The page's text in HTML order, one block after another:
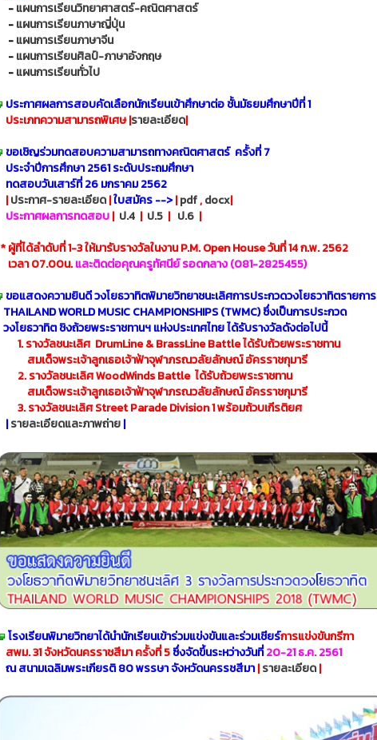
-แผนการเรียนวิทยาศาสตร์-คณิตศาสตร์
-แผนการเรียนภาษาญี่ปุ่น
-แผนการเรียนภาษาจีน
-แผนการเรียนศิลป์-ภาษาอังกฤษ
-แผนการเรียนทั่วไป
ประกาศผลการสอบคัดเลือกนักเรียนเข้าศึกษาต่อ ชั้นมัธยมศึกษาปีที่ 1
ประเภทความสามารถพิเศษ |รายละเอียด|
ขอเชิญร่วมทดสอบความสามารถทางคณิตศาสตร์ ครั้งที่ 7
ประจำปีการศึกษา 2561 ระดับประถมศึกษา
ทดสอบวันเสาร์ที่ 26 มกราคม 2562
|ประกาศ-รายละเอียด|ใบสมัคร -->|pdf,docx|
ประกาศผลการทดสอบ| ป.4 | ป.5 | ป.6 |
* ผู้ที่ได้ลำดับที่ 1-3 ให้มารับรางวัลในงาน P.M. Open House วันที่ 14 ก.พ. 2562
เวลา 07.00น.และติดต่อคุณครูทัศนีย์ รอดกลาง (081-2825455)
ขอแสดงความยินดี วงโยธวาทิตพิมายวิทยาชนะเลิศการประกวดวงโยธวาทิตรายการ
THAILAND WORLD MUSIC CHAMPIONSHIPS (TWMC) ซึ่งเป็นการประกวด
วงโยธวาทิต ชิงถ้วยพระราชทานฯ แห่งประเทศไทย ได้รับรางวัลดังต่อไปนี้
1. รางวัลชนะเลิศ DrumLine & BrassLine Battle ได้รับถ้วยพระราชทาน
สมเด็จพระเจ้าลูกเธอเจ้าฟ้าจุฬาภรณวลัยลักษณ์ อัครราชกุมารี
2. รางวัลชนะเลิศ WoodWinds Battle ได้รับถ้วยพระราชทาน
สมเด็จพระเจ้าลูกเธอเจ้าฟ้าจุฬาภรณวลัยลักษณ์ อัครราชกุมารี
3. รางวัลชนะเลิศ Street Parade Division 1 พร้อมถ้วบเกีรติยศ
|รายละเอียดและภาพถ่าย|
โรงเรียนพิมายวิทยาได้นำนักเรียนเข้าร่วมแข่งขันและร่วมเชียร์การแข่งขันกรีฑา
สพม. 31จังหวัดนครราชสีมา ครั้งที่ 5ซึ่งจัดขึ้นระหว่างวันที่20-21 ธ.ค. 2561
ณ สนามเฉลิมพระเกียรติ 80 พรรษา จังหวัดนครรชสีมา|รายละเอียด|